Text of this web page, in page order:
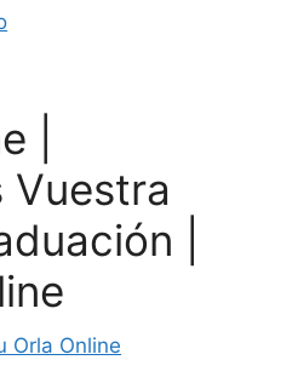
|
Vuestra
|
Orla Online